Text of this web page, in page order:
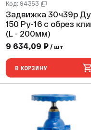
Код: 94353
Задвижка 30ч39р Ду
150 Ру-16 с обрез
(L - 200мм)
9 634,09 ₽ / шт
В КОРЗИНУ